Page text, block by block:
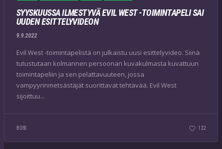
SYYSKUUSSA ILMESTYVÄ EVIL WEST -TOIMINTAPELI SAI
UUDEN ESITTELYVIDEON
9.9.2022
Evil West -toimintapelistä on julkaistu uusi esittelyvideo. Siinä
tutustutaan kolmannen persoonan kuvakulmasta kuvattuun
toimintapeliin ja sen pelattavuuteen, jossa
vampyyrinmetsästäjät suorittavat tehtävää. Evil West
sijoittuu...
BOSS 122